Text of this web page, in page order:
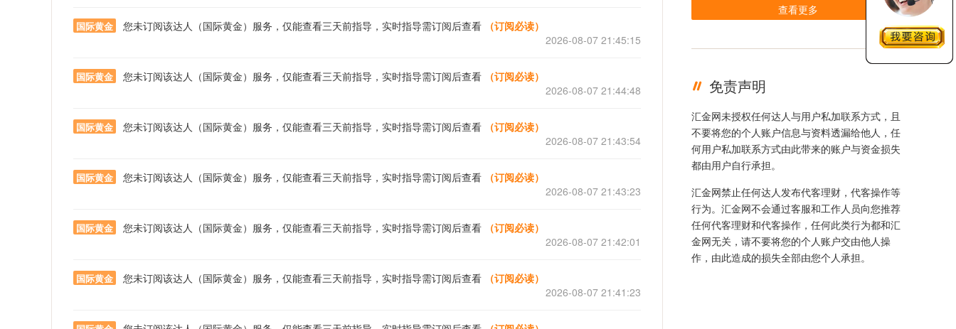
国际黄金 您未订阅该达人（国际黄金）服务，仅能查看三天前指导，实时指导需订阅后查看
（订阅必读）
2026-08-07 21:45:15
国际黄金 您未订阅该达人（国际黄金）服务，仅能查看三天前指导，实时指导需订阅后查看
（订阅必读）
2026-08-07 21:44:48
国际黄金 您未订阅该达人（国际黄金）服务，仅能查看三天前指导，实时指导需订阅后查看
（订阅必读）
2026-08-07 21:43:54
国际黄金 您未订阅该达人（国际黄金）服务，仅能查看三天前指导，实时指导需订阅后查看
（订阅必读）
2026-08-07 21:43:23
国际黄金 您未订阅该达人（国际黄金）服务，仅能查看三天前指导，实时指导需订阅后查看
（订阅必读）
2026-08-07 21:42:01
国际黄金 您未订阅该达人（国际黄金）服务，仅能查看三天前指导，实时指导需订阅后查看
（订阅必读）
2026-08-07 21:41:23
查看更多
免责声明
汇金网未授权任何达人与用户私加联系方式，且
不要将您的个人账户信息与资料透漏给他人，任
何用户私加联系方式由此带来的账户与资金损失
都由用户自行承担。
汇金网禁止任何达人发布代客理财，代客操作等
行为。汇金网不会通过客服和工作人员向您推荐
任何代客理财和代客操作，任何此类行为都和汇
金网无关，请不要将您的个人账户交由他人操
作，由此造成的损失全部由您个人承担。